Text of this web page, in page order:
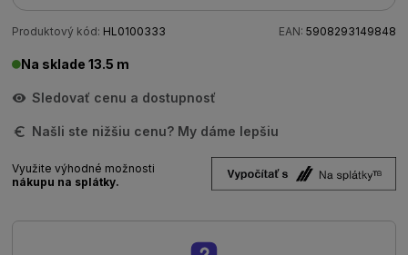
Produktový kód: HL0100333 EAN: 5908293149848
Na sklade 13.5 m
Sledovať cenu a dostupnosť
Našli ste nižšiu cenu? My dáme lepšiu
Využite výhodné možnosti
nákupu na splátky.